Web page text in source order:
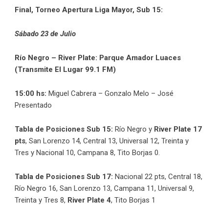
Final, Torneo Apertura Liga Mayor, Sub 15:
Sábado 23 de Julio
Río Negro – River Plate: Parque Amador Luaces
(Transmite El Lugar 99.1 FM)
15:00 hs: Miguel Cabrera – Gonzalo Melo – José
Presentado
Tabla de Posiciones Sub 15: Río Negro y River Plate 17
pts, San Lorenzo 14, Central 13, Universal 12, Treinta y
Tres y Nacional 10, Campana 8, Tito Borjas 0.
Tabla de Posiciones Sub 17: Nacional 22 pts, Central 18,
Río Negro 16, San Lorenzo 13, Campana 11, Universal 9,
Treinta y Tres 8, River Plate 4, Tito Borjas 1